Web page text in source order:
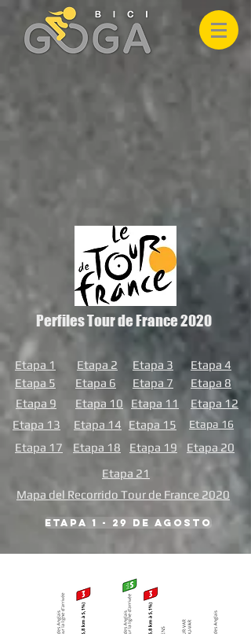
Perfiles Tour de France 2020
Etapa 1
Etapa 5
Etapa 9
Etapa 13
Etapa 17
Etapa 2
Etapa 6
Etapa 10
Etapa 3
Etapa 7
Etapa 11
Etapa 14
Etapa 15
Etapa 4
Etapa 8
Etapa 12
Etapa 16
Etapa 18 Etapa 19
Etapa 20
Etapa 21
Mapa del Recorrido Tour de France 2020
etapa 1 - 29 de agosto